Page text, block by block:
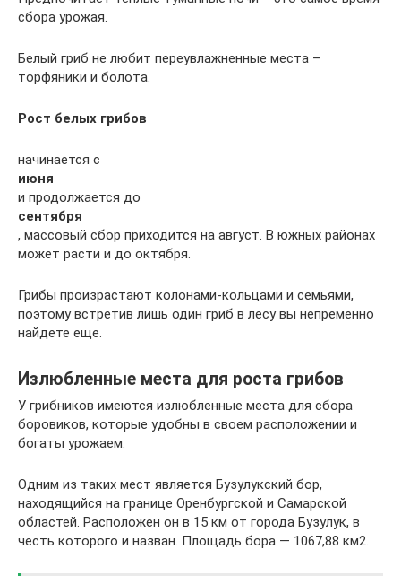
сбора урожая.
Белый гриб не любит переувлажненные места –
торфяники и болота.
Рост белых грибов
начинается с
июня
и продолжается до
сентября
, массовый сбор приходится на август. В южных районах
может расти и до октября.
Грибы произрастают колонами-кольцами и семьями,
поэтому встретив лишь один гриб в лесу вы непременно
найдете еще.
Излюбленные места для роста грибов
У грибников имеются излюбленные места для сбора
боровиков, которые удобны в своем расположении и
богаты урожаем.
Одним из таких мест является Бузулукский бор,
находящийся на границе Оренбургской и Самарской
областей. Расположен он в 15 км от города Бузулук, в
честь которого и назван. Площадь бора — 1067,88 км2.